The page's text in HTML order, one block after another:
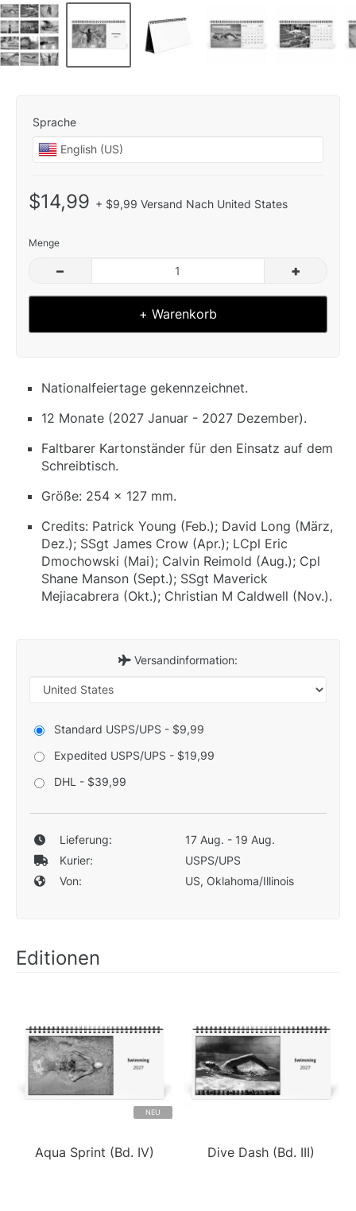
Sprache
$14,99 + $9,99 Versand Nach United States
Menge
– +
+ Warenkorb
Nationalfeiertage gekennzeichnet.
12 Monate (2027 Januar - 2027 Dezember).
Faltbarer Kartonständer für den Einsatz auf dem
Schreibtisch.
Größe: 254 x 127 mm.
Credits: Patrick Young (Feb.); David Long (März,
Dez.); SSgt James Crow (Apr.); LCpl Eric
Dmochowski (Mai); Calvin Reimold (Aug.); Cpl
Shane Manson (Sept.); SSgt Maverick
Mejiacabrera (Okt.); Christian M Caldwell (Nov.).
Versandinformation:
Standard USPS/UPS - $9,99
Expedited USPS/UPS - $19,99
DHL - $39,99
Lieferung:
17 Aug. - 19 Aug.
Kurier:
USPS/UPS
Von:
US, Oklahoma/Illinois
Editionen
NEU
Aqua Sprint (Bd. IV) Dive Dash (Bd. III)